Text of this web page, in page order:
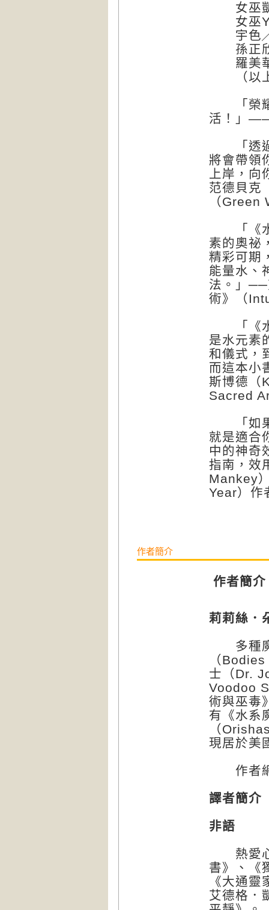
女巫凱
女巫
宇色╱
孫正欣
羅美華
（以上
「榮耀
活！」
「透過
將會帶領
上岸，
范德貝克
（Green
「《水
素的奧祕
精彩可期
能量水、
法。」──
術》（
「《水
是水元素
和儀式，
而這本小
斯博德（
Sacred
「如果
就是適合
中的神奇
指南，效
Mankey
Year）作
作者簡介
作者簡介
莉莉絲
多種魔
（
士（Dr.
Voodoo
術與巫毒
有《水系
（
現居於美
作者網
譯者簡介
非語
熱愛心
書》、《
《大通
艾德格．